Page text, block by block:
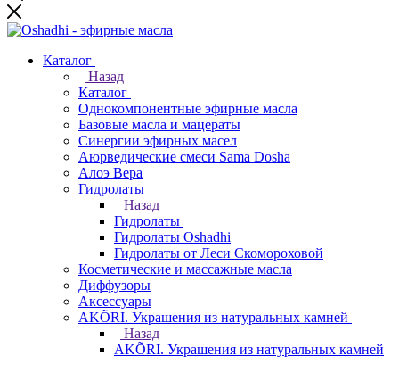
Каталог
Назад
Каталог
Однокомпонентные эфирные масла
Базовые масла и мацераты
Синергии эфирных масел
Аюрведические смеси Sama Dosha
Алоэ Вера
Гидролаты
Назад
Гидролаты
Гидролаты Oshadhi
Гидролаты от Леси Скомороховой
Косметические и массажные масла
Диффузоры
Аксессуары
AKÕRI. Украшения из натуральных камней
Назад
AKÕRI. Украшения из натуральных камней